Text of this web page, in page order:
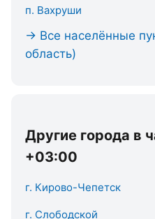
п. Вахруши
→ Все населённые
область)
Другие города в
+03:00
г. Кирово-Чепетск
г. Слободской